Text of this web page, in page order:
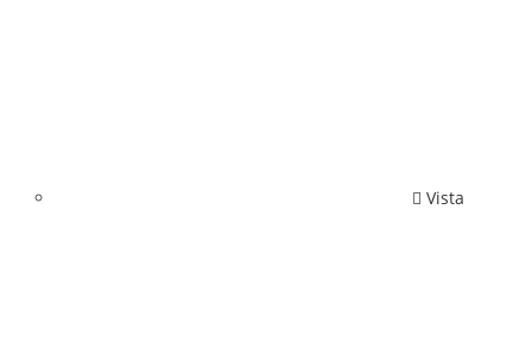
Vista